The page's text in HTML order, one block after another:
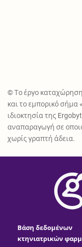
© Το έργο
και το εμπορικό σήμα
ιδιοκτησία της
αναπαραγωγή σε
χωρίς γραπτή άδεια.
Βάση δεδομένων
κτηνιατρικών